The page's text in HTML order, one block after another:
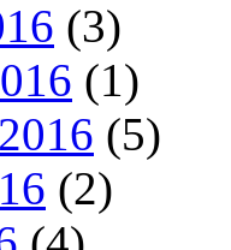
(3)
(1)
(5)
(2)